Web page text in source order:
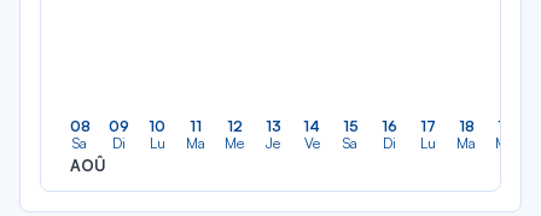
08
Sa
AOÛ
09
Di
10
Lu
11
Ma
12
Me
13
Je
14
Ve
15
Sa
16
Di
17
Lu
18
Ma
19
Me